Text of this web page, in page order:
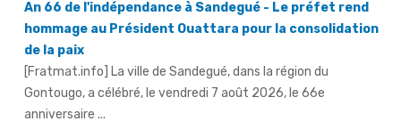
hommage au Président Ouattara pour la consolidation
de la paix
[Fratmat.info] La ville de Sandegué, dans la région du
Gontougo, a célébré, le vendredi 7 août 2026, le 66e
anniversaire ...
66e anniversaire de l'indépendance à Tougbo - Le